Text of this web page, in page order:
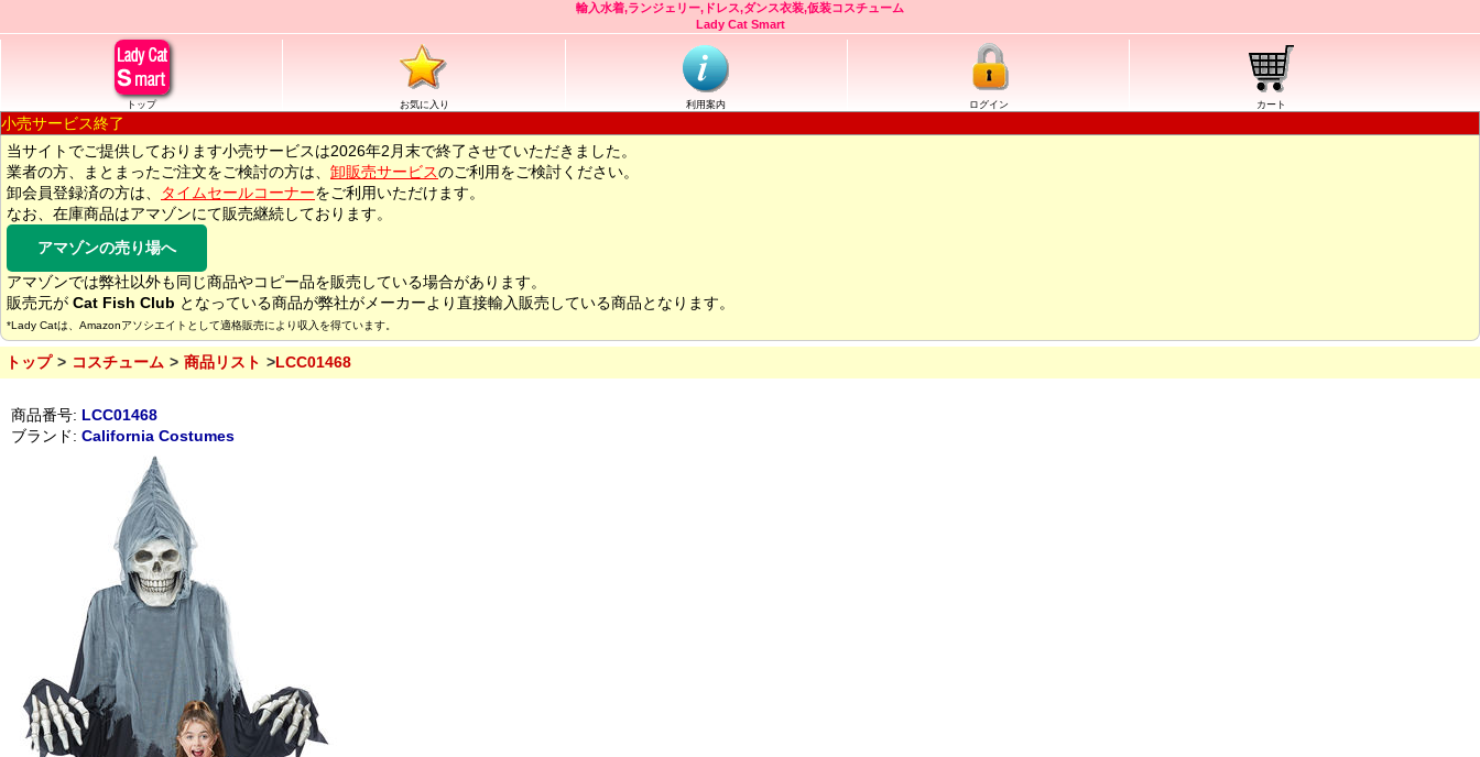
輸入水着,ランジェリー,ドレス,ダンス衣装,仮装コスチューム
Lady Cat Smart
トップ お気に入り 利用案内 ログイン カート
小売サービス終了
当サイトでご提供しております小売サービスは2026年2月末で終了させていただきました。
業者の方、まとまったご注文をご検討の方は、 卸販売サービスのご利用をご検討ください。
卸会員登録済の方は、
タイムセールコーナーをご利用いただけます。
なお、在庫商品はアマゾンにて販売継続しております。
アマゾンの売り場へ
アマゾンでは弊社以外も同じ商品やコピー品を販売している場合があります。
販売元が Cat Fish Club となっている商品が弊社がメーカーより直接輸入販売している商品となります。
*Lady Catは、Amazonアソシエイトとして適格販売により収入を得ています。
トップ コスチューム 商品リスト LCC01468
商品番号: LCC01468
ブランド: California Costumes